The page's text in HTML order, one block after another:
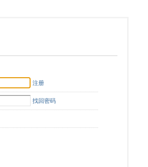
注册
找回密码